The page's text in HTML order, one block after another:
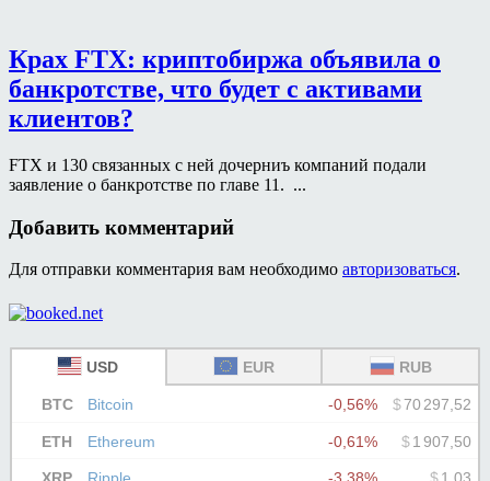
Крах FTX: криптобиржа объявила о
банкротстве, что будет с активами
клиентов?
FTX и 130 связанных с ней дочерниъ компаний подали
заявление о банкротстве по главе 11. ...
Добавить комментарий
Для отправки комментария вам необходимо авторизоваться.